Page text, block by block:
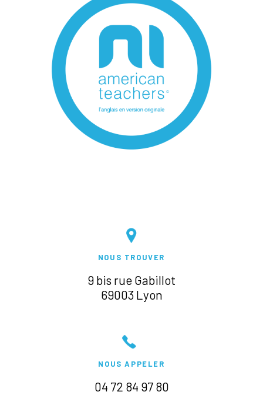
NOUS TROUVER
9 bis rue Gabillot
69003 Lyon
NOUS APPELER
04 72 84 97 80